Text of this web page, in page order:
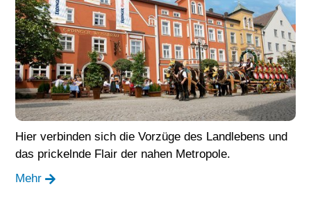
Hier verbinden sich die Vorzüge des Landlebens und
das prickelnde Flair der nahen Metropole.
Mehr